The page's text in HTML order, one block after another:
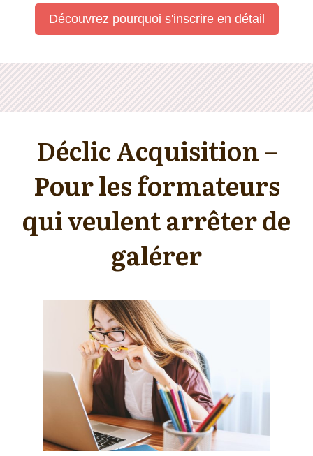
Découvrez pourquoi s'inscrire en détail
Déclic Acquisition –
Pour les formateurs
qui veulent arrêter de
galérer